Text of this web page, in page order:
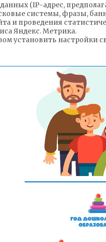
(IP-адрес,
системы, фразы,
и проведения
Яндекс. Метрика.
установить настройки